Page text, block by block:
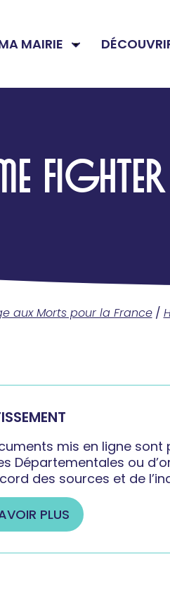
MAIRIE
aux Morts pour la France/
mis en ligne sont
Départementales ou
des sources et de
PLUS